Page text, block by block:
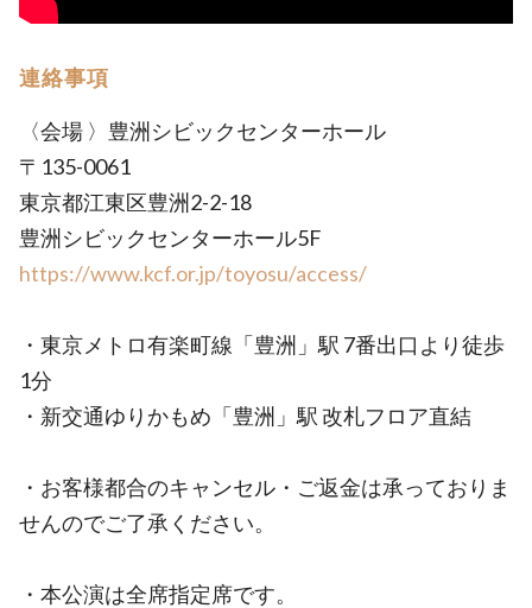
連絡事項
〈会場 〉豊洲シビックセンターホール
〒135-0061
東京都江東区豊洲2-2-18
豊洲シビックセンターホール5F
https://www.kcf.or.jp/toyosu/access/
・東京メトロ有楽町線「豊洲」駅 7番出口より徒歩
1分
・新交通ゆりかもめ「豊洲」駅 改札フロア直結
・お客様都合のキャンセル・ご返金は承っておりま
せんのでご了承ください。
・本公演は全席指定席です。